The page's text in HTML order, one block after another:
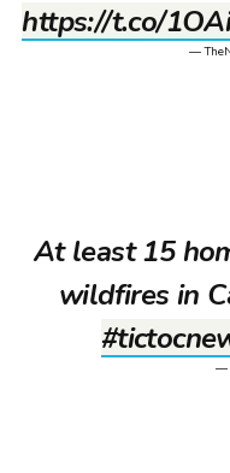
https://t.co/
—
At least 15
wildfires in
—